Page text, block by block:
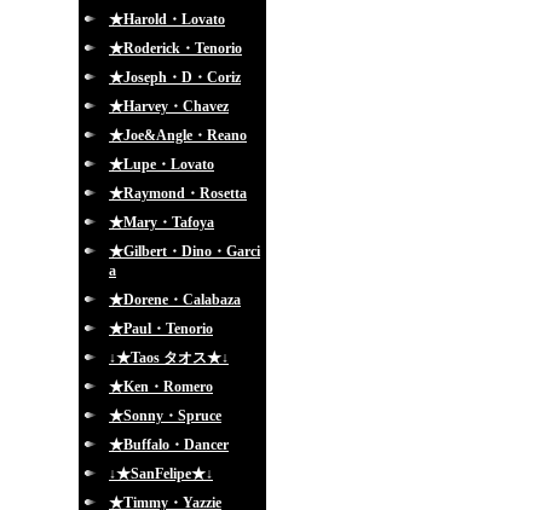
★Harold・Lovato
★Roderick・Tenorio
★Joseph・D・Coriz
★Harvey・Chavez
★Joe&Angle・Reano
★Lupe・Lovato
★Raymond・Rosetta
★Mary・Tafoya
★Gilbert・Dino・Garci
a
★Dorene・Calabaza
★Paul・Tenorio
↓★Taos タオス★↓
★Ken・Romero
★Sonny・Spruce
★Buffalo・Dancer
↓★SanFelipe★↓
★Timmy・Yazzie